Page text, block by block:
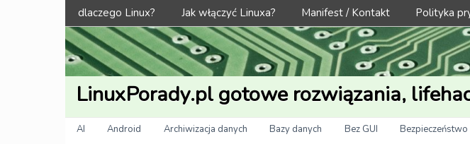
Menu
dlaczego Linux? Jak włączyć Linuxa? Manifest / Kontakt Polityka
LinuxPorady.pl gotowe rozwiązania,
Kategorie
AI Android Archiwizacja danych Bazy danych Bez GUI Bezpieczeństwo